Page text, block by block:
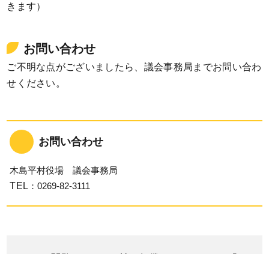
きます）
お問い合わせ
ご不明な点がございましたら、議会事務局までお問い合わ
せください。
お問い合わせ
木島平村役場 議会事務局
TEL ：0269-82-3111